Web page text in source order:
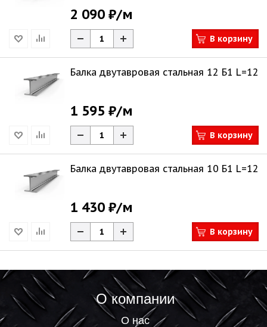
2 090 ₽/м
В корзину
Балка двутавровая стальная 12 Б1 L=12
1 595 ₽/м
В корзину
Балка двутавровая стальная 10 Б1 L=12
1 430 ₽/м
В корзину
О компании
О нас